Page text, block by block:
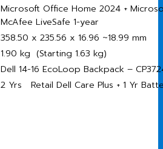
Microsoft Office Home 2024 +
McAfee LiveSafe 1-year
358.50 x 235.56 x 16.96 ~18.99 mm
1.90 kg (Starting 1.63 kg)
Dell 14-16 EcoLoop Backpack –
2 Yrs Retail Dell Care Plus + 1 Yr